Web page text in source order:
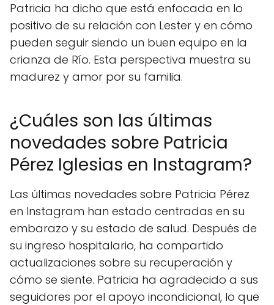
Patricia ha dicho que está enfocada en lo
positivo de su relación con Lester y en cómo
pueden seguir siendo un buen equipo en la
crianza de Río. Esta perspectiva muestra su
madurez y amor por su familia.
¿Cuáles son las últimas
novedades sobre Patricia
Pérez Iglesias en Instagram?
Las últimas novedades sobre Patricia Pérez
en Instagram han estado centradas en su
embarazo y su estado de salud. Después de
su ingreso hospitalario, ha compartido
actualizaciones sobre su recuperación y
cómo se siente. Patricia ha agradecido a sus
seguidores por el apoyo incondicional, lo que